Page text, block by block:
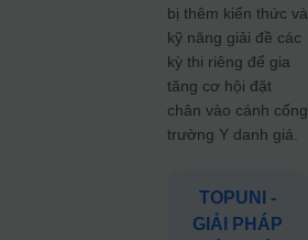
bị thêm kiến thức và
kỹ năng giải đề các
kỳ thi riêng để gia
tăng cơ hội đặt
chân vào cánh cổng
trường Y danh giá.
TOPUNI -
GIẢI PHÁP